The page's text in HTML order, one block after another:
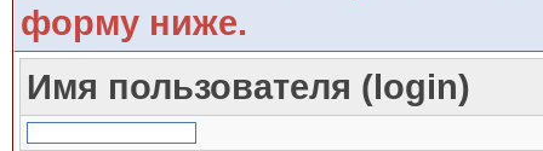
форму ниже.
Имя пользователя (login)